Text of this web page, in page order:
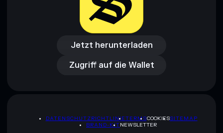
Jetzt herunterladen
Jetzt herunterladen
Zugriff auf die Wallet
Zugriff auf die Wallet
DATENSCHUTZRICHTLINIETERMSCOOKIESSITEMAP
BRAND-KITNEWSLETTER